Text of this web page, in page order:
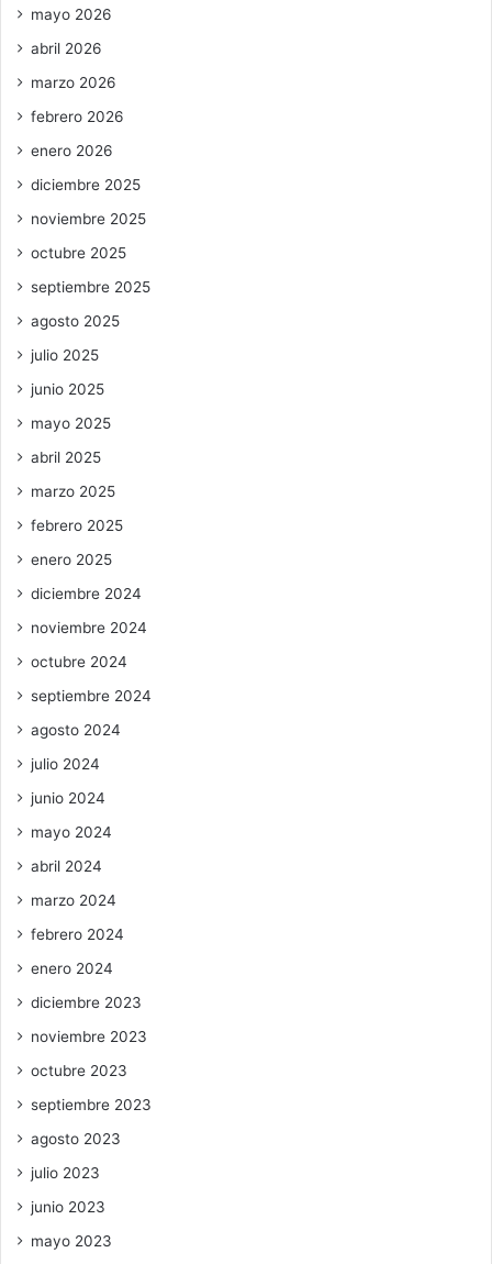
mayo 2026
abril 2026
marzo 2026
febrero 2026
enero 2026
diciembre 2025
noviembre 2025
octubre 2025
septiembre 2025
agosto 2025
julio 2025
junio 2025
mayo 2025
abril 2025
marzo 2025
febrero 2025
enero 2025
diciembre 2024
noviembre 2024
octubre 2024
septiembre 2024
agosto 2024
julio 2024
junio 2024
mayo 2024
abril 2024
marzo 2024
febrero 2024
enero 2024
diciembre 2023
noviembre 2023
octubre 2023
septiembre 2023
agosto 2023
julio 2023
junio 2023
mayo 2023